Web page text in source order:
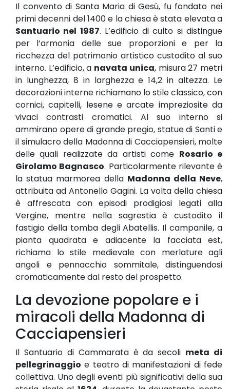
Il convento di Santa Maria di Gesù, fu fondato nei
primi decenni del 1400 e la chiesa è stata elevata a
Santuario nel 1987. L’edificio di culto si distingue
per l’armonia delle sue proporzioni e per la
ricchezza del patrimonio artistico custodito al suo
interno. L’edificio, a navata unica, misura 27 metri
in lunghezza, 8 in larghezza e 14,2 in altezza. Le
decorazioni interne richiamano lo stile classico, con
cornici, capitelli, lesene e arcate impreziosite da
vivaci contrasti cromatici. Al suo interno si
ammirano opere di grande pregio, statue di Santi e
il simulacro della Madonna di Cacciapensieri, molte
delle quali realizzate da artisti come Rosario e
Girolamo Bagnasco. Particolarmente rilevante è
la statua marmorea della Madonna della Neve,
attribuita ad Antonello Gagini. La volta della chiesa
è affrescata con episodi prodigiosi legati alla
Vergine, mentre nella sagrestia è custodito il
fastigio della tomba degli Abatellis. Il campanile, a
pianta quadrata e adiacente la facciata est,
richiama lo stile medievale con merlature agli
angoli e pennacchio sommitale, distinguendosi
cromaticamente dal resto del prospetto.
La devozione popolare e i
miracoli della Madonna di
Cacciapensieri
Il Santuario di Cammarata è da secoli meta di
pellegrinaggio e teatro di manifestazioni di fede
collettiva. Uno degli eventi più significativi della sua